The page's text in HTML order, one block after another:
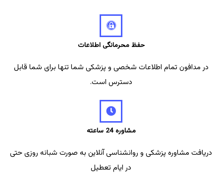
حفظ محرمانگی اطلاعات
در مدافون تمام اطلاعات شخصی و پزشکی شما تنها برای شما قابل
دسترس است.
مشاوره 24 ساعته
دریافت مشاوره پزشکی و روانشناسی آنلاین به صورت شبانه روزی حتی
در ایام تعطیل